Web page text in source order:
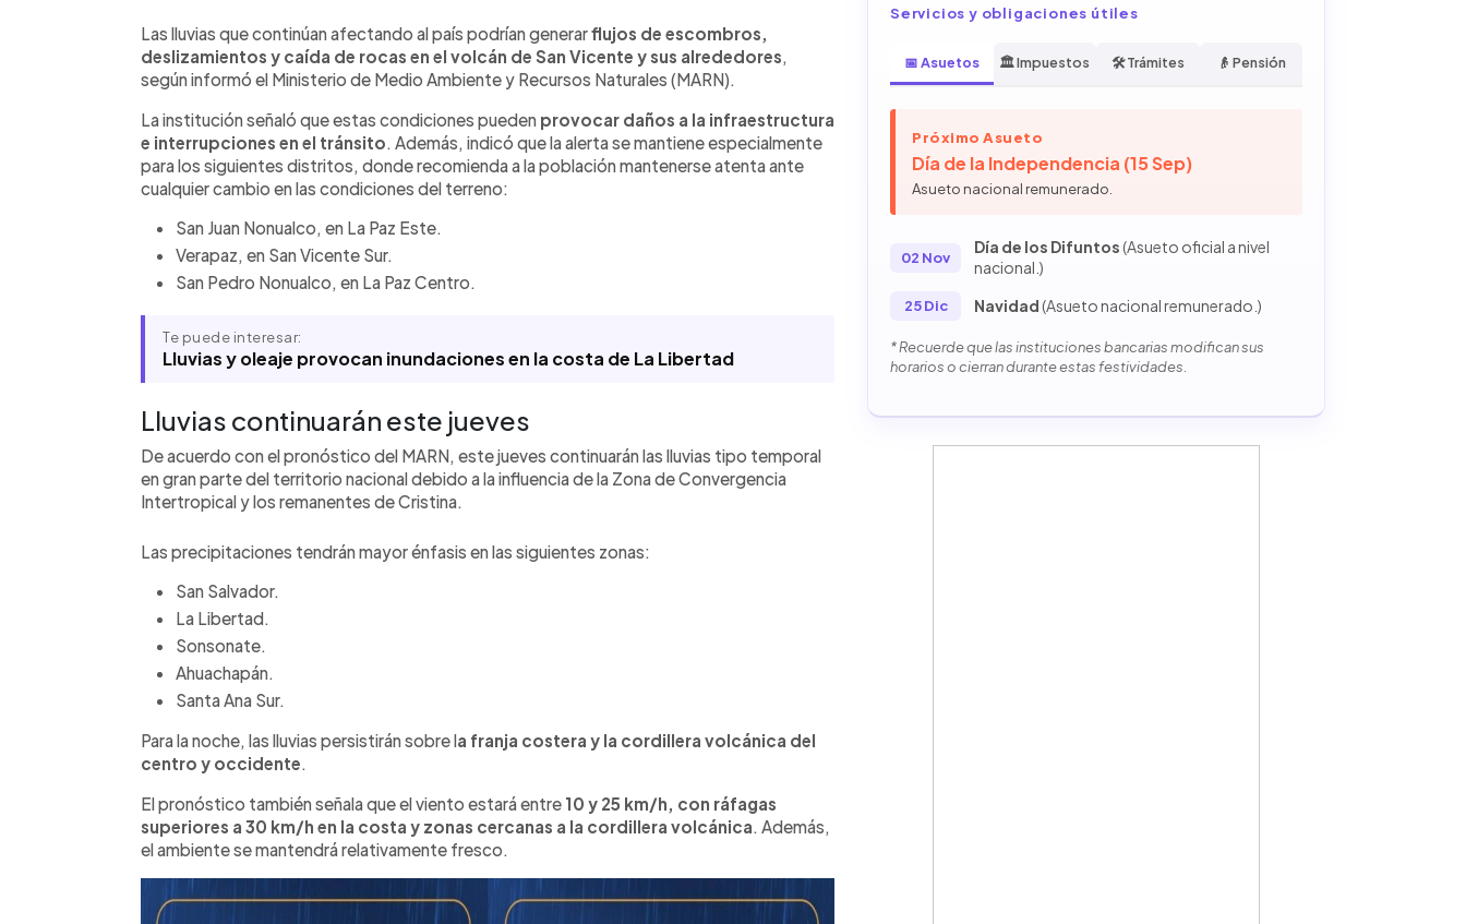
Escuchar artículo
El Ministerio de Medio Ambiente y Recursos Naturales (MARN) advirtió
sobre el riesgo de flujos de escombros, deslizamientos y caída de rocas en
el volcán de San Vicente y sus alrededores debido a las lluvias que
los distritos de San Juan Nonualco, Verapaz y San Pedro Nonualco. Además,
informó que este jueves persistirán las lluvias tipo temporal en gran parte
del territorio nacional por la influencia de la Zona de Convergencia
Intertropical y los remanentes de Cristina. Medio Ambiente también indicó
continuarán sobre el país.
Las lluvias que continúan afectando al país podrían generarflujos de escombros,
deslizamientos y caída de rocas en el volcán de San Vicente y sus alrededores,
según informó el Ministerio de Medio Ambiente y Recursos Naturales (MARN).
La institución señaló que estas condiciones pueden provocar daños a la infraestructura
e interrupciones en el tránsito. Además, indicó que la alerta se mantiene especialmente
para los siguientes distritos, donde recomienda a la población mantenerse atenta ante
cualquier cambio en las condiciones del terreno:
San Juan Nonualco, en La Paz Este.
Verapaz, en San Vicente Sur.
San Pedro Nonualco, en La Paz Centro.
Te puede interesar:
Lluvias y oleaje provocan inundaciones en la costa de La Libertad
Lluvias continuarán este jueves
De acuerdo con el pronóstico del MARN, este jueves continuarán las lluvias tipo temporal
en gran parte del territorio nacional debido a la influencia de la Zona de Convergencia
Intertropical y los remanentes de Cristina.
Las precipitaciones tendrán mayor énfasis en las siguientes zonas:
San Salvador.
La Libertad.
Sonsonate.
Ahuachapán.
Santa Ana Sur.
Para la noche, las lluvias persistirán sobre la franja costera y la cordillera volcánica del
centro y occidente.
El pronóstico también señala que el viento estará entre 10 y 25 km/h, con ráfagas
superiores a 30 km/h en la costa y zonas cercanas a la cordillera volcánica. Además,
el ambiente se mantendrá relativamente fresco.
Servicios y obligaciones útiles
📅 Asuetos 🏛️ Impuestos 🛠️ Trámites 👴 Pensión
Próximo Asueto
Día de la Independencia (15 Sep)
Asueto nacional remunerado.
02 Nov
Día de los Difuntos(Asueto oficial a nivel
nacional.)
25 Dic Navidad(Asueto nacional remunerado.)
* Recuerde que las instituciones bancarias modifican sus
horarios o cierran durante estas festividades.